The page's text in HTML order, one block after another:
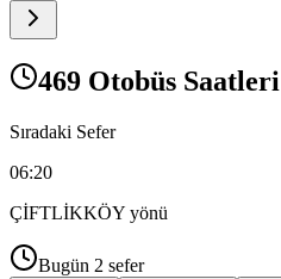
469 Otobüs Saatleri
Sıradaki Sefer
06:20
ÇİFTLİKKÖY yönü
Bugün 2 sefer